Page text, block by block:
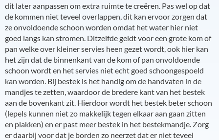
dit later aanpassen om extra ruimte te creëren. Pas wel op dat
de kommen niet teveel overlappen, dit kan ervoor zorgen dat
ze onvoldoende schoon worden omdat het water hier niet
goed langs kan stromen. Ditzelfde geldt voor een grote kom of
pan welke over kleiner servies heen gezet wordt, ook hier kan
het zijn dat de binnenkant van de kom of pan onvoldoende
schoon wordt en het servies niet echt goed schoongespoeld
kan worden. Bij bestek is het handig om de handvaten in de
mandjes te zetten, waardoor de bredere kant van het bestek
aan de bovenkant zit. Hierdoor wordt het bestek beter schoon
(lepels kunnen niet zo makkelijk tegen elkaar aan gaan zitten
en plakken) en er past meer bestek in het bestekmandje. Zorg
er daarbij voor dat je borden zo neerzet dat er niet teveel